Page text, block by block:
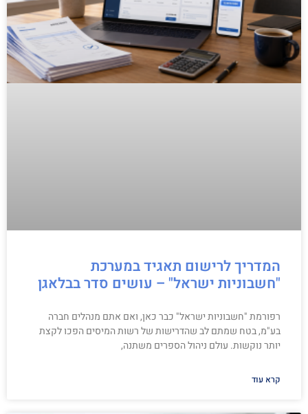
המדריך לרישום תאגיד במערכת
"חשבוניות ישראל" – עושים סדר בבלאגן
רפורמת "חשבוניות ישראל" כבר כאן, ואם אתם מנהלים חברה
בע"מ, בטח שמתם לב שהדרישות של רשות המיסים הפכו לקצת
יותר נוקשות. עולם ניהול הספרים משתנה,
קרא עוד